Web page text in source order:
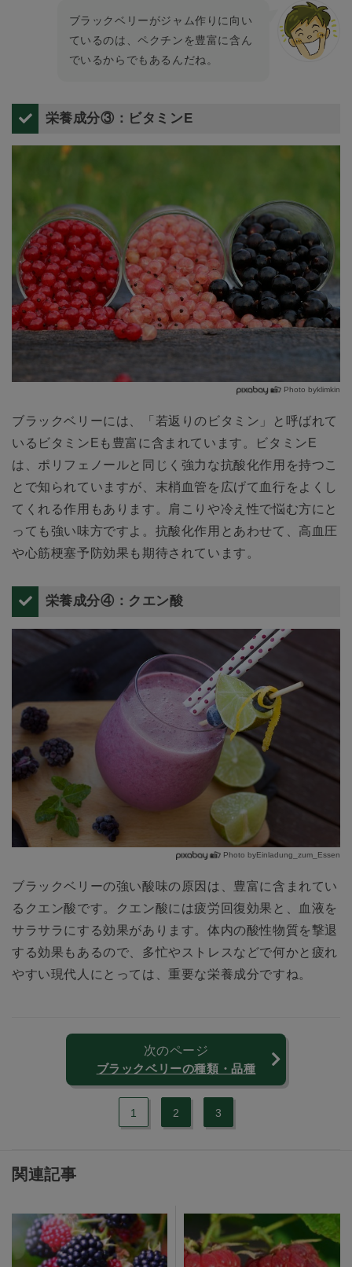
ブラックベリーがジャム作りに向い
ているのは、ペクチンを豊富に含ん
でいるからでもあるんだね。
栄養成分③：ビタミンE
Photo byklimkin
ブラックベリーには、「若返りのビタミン」と呼ばれて
いるビタミンEも豊富に含まれています。ビタミンE
は、ポリフェノールと同じく強力な抗酸化作用を持つこ
とで知られていますが、末梢血管を広げて血行をよくし
てくれる作用もあります。肩こりや冷え性で悩む方にと
っても強い味方ですよ。抗酸化作用とあわせて、高血圧
や心筋梗塞予防効果も期待されています。
栄養成分④：クエン酸
Photo byEinladung_zum_Essen
ブラックベリーの強い酸味の原因は、豊富に含まれてい
るクエン酸です。クエン酸には疲労回復効果と、血液を
サラサラにする効果があります。体内の酸性物質を撃退
する効果もあるので、多忙やストレスなどで何かと疲れ
やすい現代人にとっては、重要な栄養成分ですね。
次のページ
ブラックベリーの種類・品種
1 2 3
関連記事